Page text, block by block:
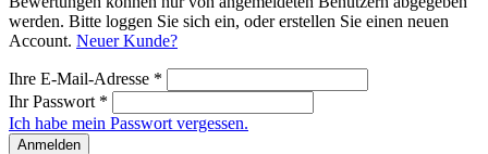
werden. Bitte loggen Sie sich ein, oder erstellen Sie einen neuen
Account. Neuer Kunde?
Ihre E-Mail-Adresse *
Ihr Passwort *
Ich habe mein Passwort vergessen.
Anmelden